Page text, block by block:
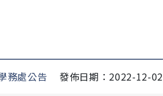
務處公告
發佈日期：2022-12-02